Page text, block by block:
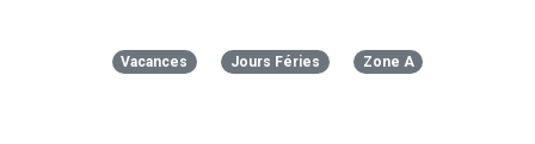
Vacances Jours Féries Zone A